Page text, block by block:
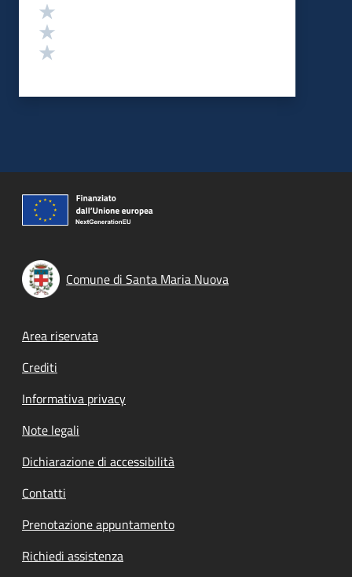
Comune di Santa Maria Nuova
Footer menu
Area riservata
Crediti
Informativa privacy
Note legali
Dichiarazione di accessibilità
Contatti
Prenotazione appuntamento
Richiedi assistenza